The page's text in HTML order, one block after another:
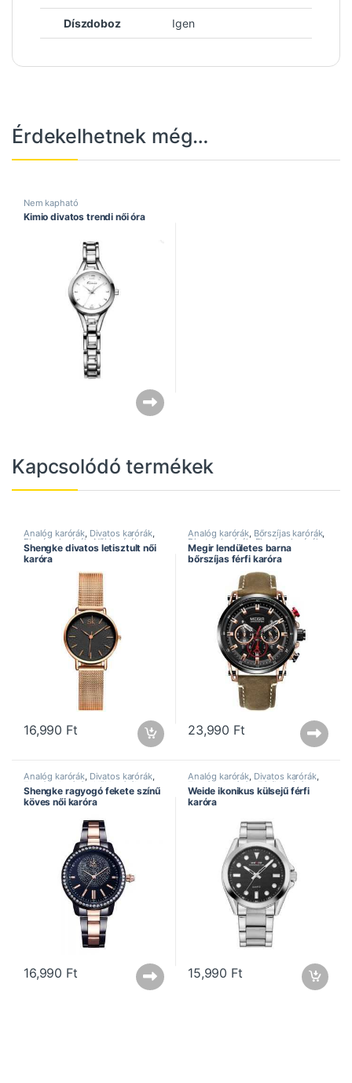
Díszdoboz Igen
Érdekelhetnek még…
Nem kapható
Kimio divatos trendi női óra
Kapcsolódó termékek
Analóg karórák, Divatos karórák,
Elegáns karórák Női karórák
Shengke óra
Shengke divatos letisztult női
karóra
16,990 Ft
Analóg karórák, Bőrszíjas karórák,
Divatos karórák Elegáns karórák
Férfi karórák,Kronográf karórák
Megir óra
Megir lendületes barna
bőrszíjas férfi karóra
23,990 Ft
Analóg karórák, Divatos karórák,
Elegáns karórák Női karórák
Shengke óra
Shengke ragyogó fekete színű
köves női karóra
16,990 Ft
Analóg karórák, Divatos karórák,
Elegáns karórák ,Férfi karórák,
Rozsdamentes szíj,Sportos
karórák
Weide ikonikus külsejű férfi
karóra
15,990 Ft